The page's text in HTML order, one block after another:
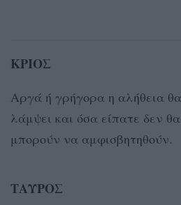
ΚΡΙΟΣ
Αργά ή γρήγορα η αλήθεια θα
λάμψει και όσα είπατε δεν θα
μπορούν να αμφισβητηθούν.
ΤΑΥΡΟΣ